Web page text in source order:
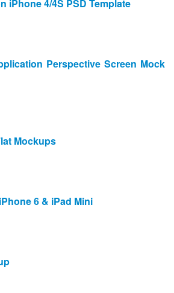
iPhone 4/4S PSD Template
Perspective Screen Mock
Mockups
6 & iPad Mini